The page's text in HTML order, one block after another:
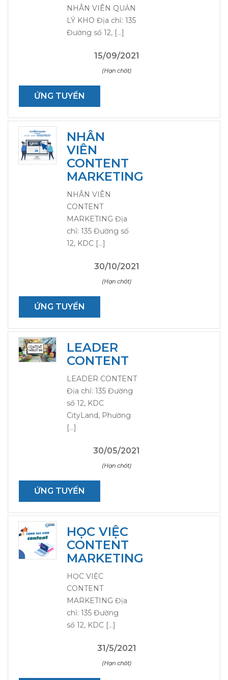
NHÂN VIÊN QUẢN
LÝ KHO Địa chỉ: 135
Đường số 12, […]
15/09/2021
(Hạn chót)
ỨNG TUYỂN
NHÂN
VIÊN
CONTENT
MARKETING
NHÂN VIÊN
CONTENT
MARKETING Địa
chỉ: 135 Đường số
12, KDC […]
30/10/2021
(Hạn chót)
ỨNG TUYỂN
LEADER
CONTENT
LEADER CONTENT
Địa chỉ: 135 Đường
số 12, KDC
CityLand, Phường
[…]
30/05/2021
(Hạn chót)
ỨNG TUYỂN
HỌC VIỆC
CONTENT
MARKETING
HỌC VIỆC
CONTENT
MARKETING Địa
chỉ: 135 Đường
số 12, KDC […]
31/5/2021
(Hạn chót)